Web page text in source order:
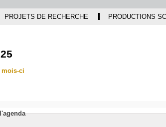
PROJETS DE RECHERCHE PRODUCTIONS
mois-ci